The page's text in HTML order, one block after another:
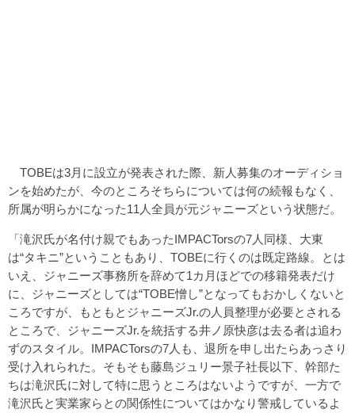
TOBEは3月に設立が発表された際、新人募集のオーディショ
ンを始めたが、今のところそちらについては何の続報もなく、
所属が明らかになった11人全員が元ジャニーズという状態だ。
「滝沢氏が名付け親でもあったIMPACTorsの7人同様、大東
は“タキニ”ということもあり、TOBEに行くのは既定路線。とは
いえ、ジャニーズ事務所を辞めて1カ月ほどでの移籍発表だけ
に、ジャニーズとしては“TOBE憎し”となってもおかしくないと
ころですが、もともとジャニーズJr.の人員整理が必要とされる
ところで、ジャニーズJr.を統括する井ノ原快彦は去る者は追わ
ずのスタイル。IMPACTorsの7人も、退所を申し出たらあっさり
受け入れられた。そもそも藤島ジュリー景子社長以下、幹部た
ちは滝沢氏に対して特に思うところはないようですが、一方で
滝沢氏と実業家らとの関係性についてはかなり警戒しているよ